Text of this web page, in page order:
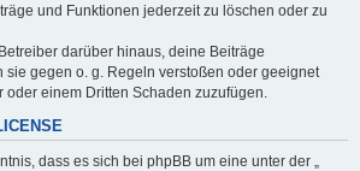
und Funktionen jederzeit zu löschen oder zu
darüber hinaus, deine Beiträge
sie gegen o. g. Regeln verstoßen oder geeignet
oder einem Dritten Schaden zuzufügen.
dass es sich bei phpBB um eine unter der „